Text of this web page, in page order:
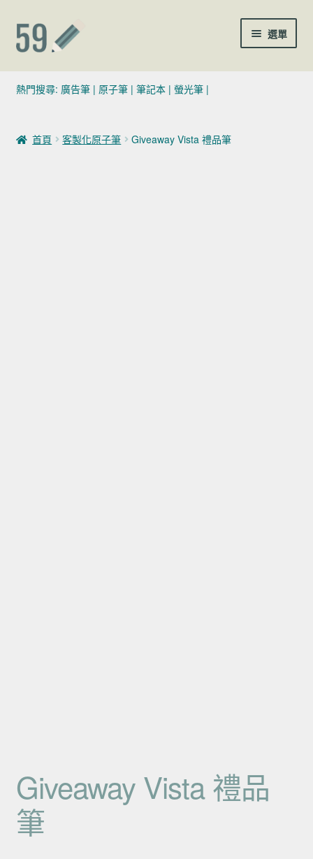
跳至導覽列
跳至主要內容 選單
(02)7729-4140
聯絡我們
熱門搜尋: 廣告筆| 原子筆| 筆記本| 螢光筆|
首頁 客製化原子筆 Giveaway Vista 禮品筆
Giveaway Vista 禮品
筆